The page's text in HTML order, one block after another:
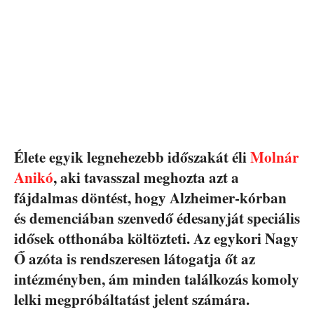
Élete egyik legnehezebb időszakát éliMolnár
Anikó, aki tavasszal meghozta azt a
fájdalmas döntést, hogy Alzheimer-kórban
és demenciában szenvedő édesanyját speciális
idősek otthonába költözteti. Az egykori Nagy
Ő azóta is rendszeresen látogatja őt az
intézményben, ám minden találkozás komoly
lelki megpróbáltatást jelent számára.